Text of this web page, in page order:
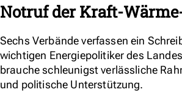
Notruf der Kraft-
Sechs Verbände verfassen ein
wichtigen Energiepolitiker des
brauche schleunigst verlässliche
und politische Unterstützung.